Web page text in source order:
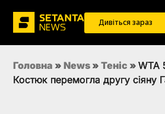
Дивіться зараз
Головна » News » Теніс » WTA
Костюк перемогла другу сіяну